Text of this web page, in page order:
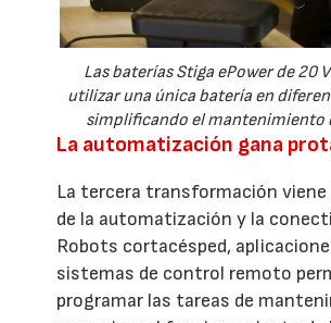
Las baterías Stiga ePower de 20
utilizar una única batería en
simplificando el mantenimiento
La automatización gana
La tercera transformación viene
de la automatización y la
Robots cortacésped,
sistemas de control remoto
programar las tareas de